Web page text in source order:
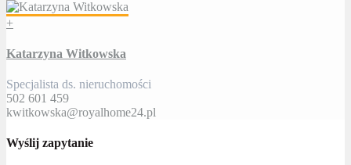
+
Katarzyna Witkowska
Specjalista ds. nieruchomości
502 601 459
kwitkowska@royalhome24.pl
Wyślij zapytanie